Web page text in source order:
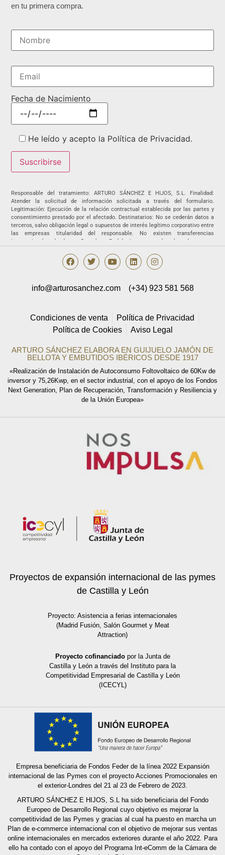
en tu primera compra.
Fecha de Nacimiento
He leído y acepto la Política de Privacidad.
Responsable del tratamiento: ARTURO SÁNCHEZ E HIJOS, S.L. Finalidad:
Atender la solicitud de información solicitada a través del formulario.
Legitimación: Ejecución de la relación contractual establecida por las partes y
consentimiento prestado por el afectado. Destinatarios: No se cederán datos a
terceros, salvo obligación legal o supuestos de interés legítimo corporativo entre
las empresas titularidad del responsable. No existen transferencias
internacionales de datos. Derechos: Podrá ejercer sus derechos de acceso,
no ser objeto de una decisión basada únicamente en el tratamiento de datos
automatizado, incluida la elaboración de perfiles, así como revocar los
info@arturosanchez.com tal y como se indica en lapolítica de privacidad.
Condiciones de venta
Política de Privacidad
Política de Cookies
Aviso Legal
ARTURO SÁNCHEZ ELABORA EN GUIJUELO JAMÓN DE
BELLOTA Y EMBUTIDOS IBÉRICOS DESDE 1917
«Realización de Instalación de Autoconsumo Foltovoltaico de 60Kw de
inversor y 75,26Kwp, en el sector industrial, con el apoyo de los Fondos
Next Generation, Plan de Recuperación, Transformación y Resiliencia y
de la Unión Europea»
info@arturosanchez.com (+34) 923 581 568
Proyectos de expansión internacional de las pymes
de Castilla y León
Proyecto: Asistencia a ferias internacionales
(Madrid Fusión, Salón Gourmet y Meat
Attraction)
Proyecto cofinanciadopor la Junta de
Castilla y León a través del Instituto para la
Competitividad Empresarial de Castilla y León
(ICECYL)
Empresa beneficiaria de Fondos Feder de la línea 2022 Expansión
internacional de las Pymes con el proyecto Acciones Promocionales en
el exterior-Londres del 21 al 23 de Febrero de 2023.
ARTURO SÁNCHEZ E HIJOS, S.L ha sido beneficiaria del Fondo
Europeo de Desarrollo Regional cuyo objetivo es mejorar la
competitividad de las Pymes y gracias al cual ha puesto en marcha un
Plan de e-commerce internacional con el objetivo de mejorar sus ventas
online internacionales en mercados exteriores durante el año 2022. Para
ello ha contado con el apoyo del Programa Int-eComm de la Cámara de